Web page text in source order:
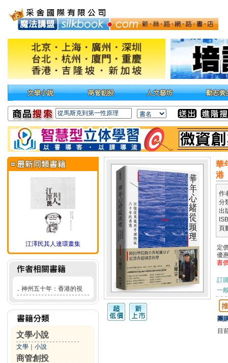
江澤民其人連環畫集
． 神州五十年：香港的視
文學小說
文學 小說
商管創投
華
港
作
分
出
頁
定
優
書
訂
一
團
目